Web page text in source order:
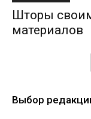
Шторы
материалов
Выбор